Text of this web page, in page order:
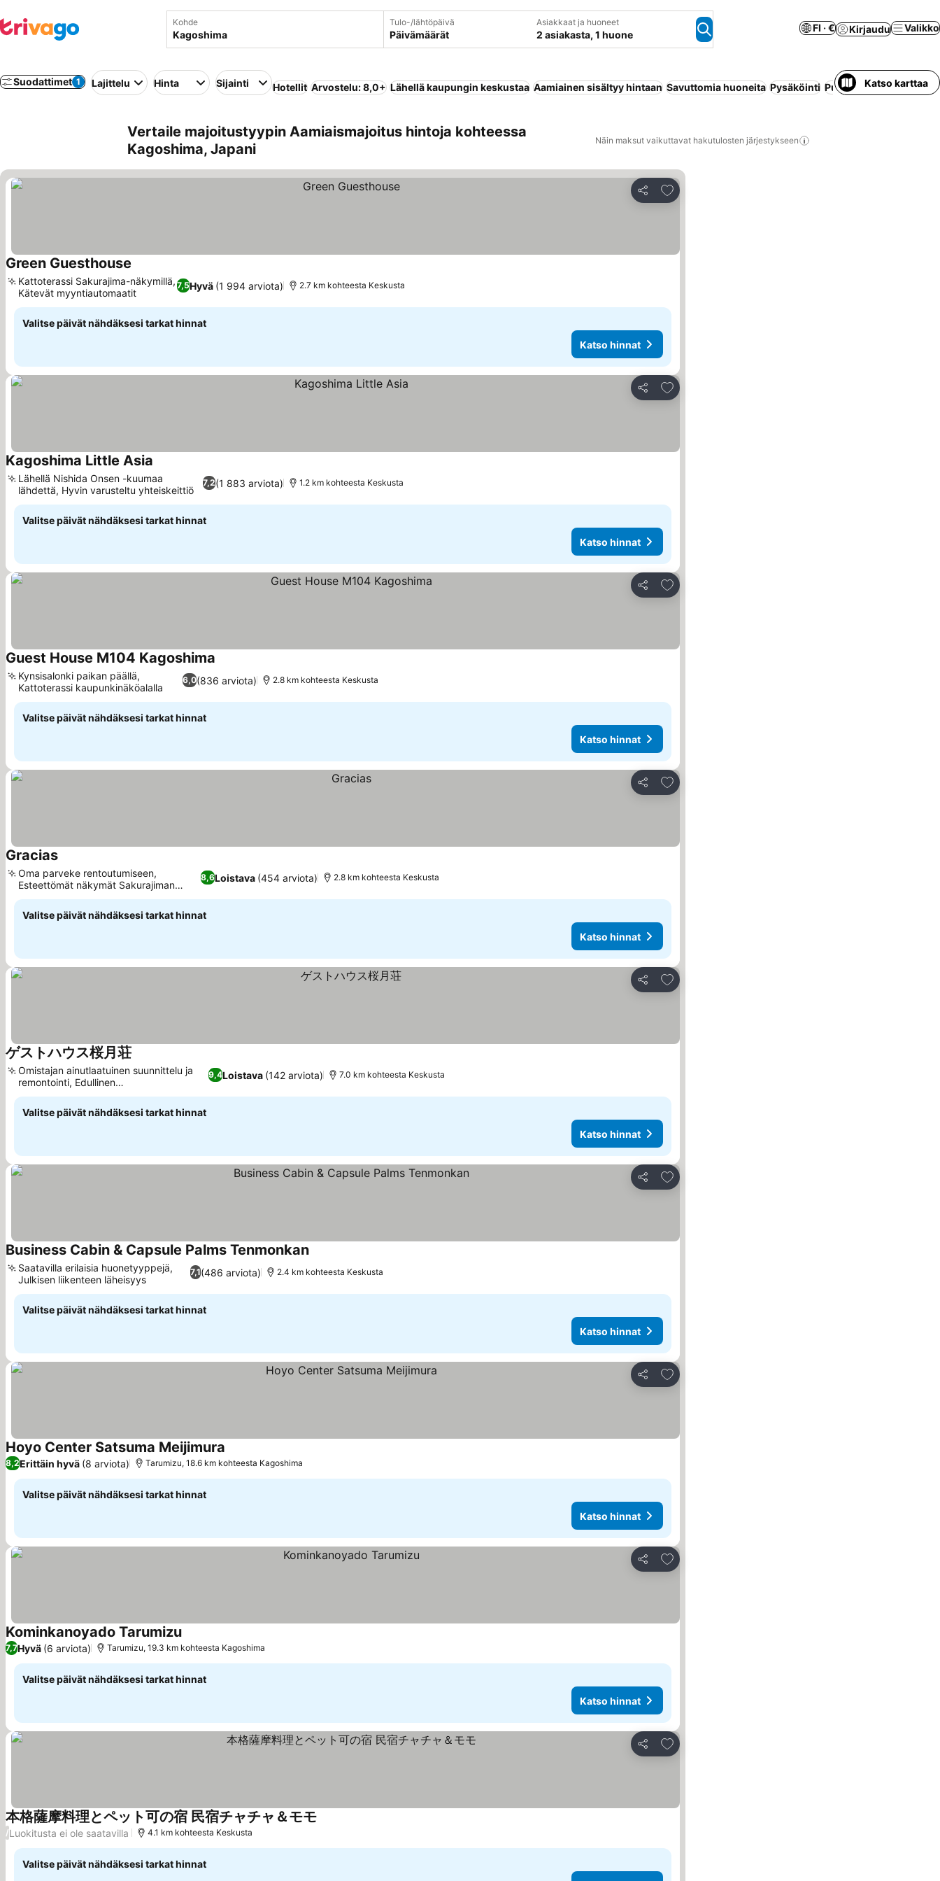
Kohde Tulo-/lähtöpäivä
Päivämäärät
Asiakkaat ja huoneet
2 asiakasta, 1 huone
FI · € Kirjaudu Valikko
Suodattimet 1 Lajittelu Hinta Sijainti Hotellit Arvostelu: 8,0+ Lähellä kaupungin keskustaa Aamiainen sisältyy hintaan Savuttomia huoneita Pysäköinti Puolihoito Ulkouima-
Katso karttaa
Vertaile majoitustyypin Aamiaismajoitus hintoja kohteessa
Kagoshima, Japani
Näin maksut vaikuttavat hakutulosten järjestykseen
Jaa
Lisää suosikkeihin
Green Guesthouse
7,5Hyvä (1 994 arviota)
Kattoterassi Sakurajima-näkymillä,
Kätevät myyntiautomaatit
2.7 km kohteesta Keskusta
Valitse päivät nähdäksesi tarkat hinnat
Katso hinnat
Jaa
Lisää suosikkeihin
Kagoshima Little Asia
7,2(1 883 arviota)
Lähellä Nishida Onsen -kuumaa
lähdettä, Hyvin varusteltu yhteiskeittiö
1.2 km kohteesta Keskusta
Valitse päivät nähdäksesi tarkat hinnat
Katso hinnat
Jaa
Lisää suosikkeihin
Guest House M104 Kagoshima
6,0(836 arviota)
Kynsisalonki paikan päällä,
Kattoterassi kaupunkinäköalalla
2.8 km kohteesta Keskusta
Valitse päivät nähdäksesi tarkat hinnat
Katso hinnat
Jaa
Lisää suosikkeihin
Gracias
8,6Loistava (454 arviota)
Oma parveke rentoutumiseen,
Esteettömät näkymät Sakurajiman
tulivuorelle
2.8 km kohteesta Keskusta
Valitse päivät nähdäksesi tarkat hinnat
Katso hinnat
Jaa
Lisää suosikkeihin
ゲストハウス桜月荘
9,4Loistava (142 arviota)
Omistajan ainutlaatuinen suunnittelu ja
remontointi, Edullinen
polkupyörävuokraus
7.0 km kohteesta Keskusta
Valitse päivät nähdäksesi tarkat hinnat
Katso hinnat
Jaa
Lisää suosikkeihin
Business Cabin & Capsule Palms Tenmonkan
7,1(486 arviota)
Saatavilla erilaisia huonetyyppejä,
Julkisen liikenteen läheisyys
2.4 km kohteesta Keskusta
Valitse päivät nähdäksesi tarkat hinnat
Katso hinnat
Jaa
Lisää suosikkeihin
Hoyo Center Satsuma Meijimura
8,2Erittäin hyvä (8 arviota) Tarumizu, 18.6 km kohteesta Kagoshima
Valitse päivät nähdäksesi tarkat hinnat
Katso hinnat
Jaa
Lisää suosikkeihin
Kominkanoyado Tarumizu
7,7Hyvä (6 arviota) Tarumizu, 19.3 km kohteesta Kagoshima
Valitse päivät nähdäksesi tarkat hinnat
Katso hinnat
Jaa
Lisää suosikkeihin
本格薩摩料理とペット可の宿 民宿チャチャ＆モモ
/Luokitusta ei ole saatavilla 4.1 km kohteesta Keskusta
Valitse päivät nähdäksesi tarkat hinnat